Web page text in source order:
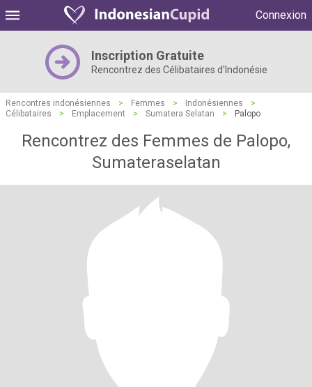
Connexion
Inscription Gratuite
Rencontrez des Célibataires d'Indonésie
Rencontres indonésiennes > Femmes > Indonésiennes
>
Célibataires
> Emplacement > Sumatera Selatan > Palopo
Rencontrez des Femmes de Palopo,
Sumateraselatan